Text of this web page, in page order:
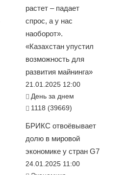
растет – падает
спрос, а у нас
наоборот».
«Казахстан упустил
возможность для
развития майнинга»
21.01.2025 12:00
День за днем
1118 (39669)
БРИКС отвоёвывает
долю в мировой
экономике у стран G7
24.01.2025 11:00